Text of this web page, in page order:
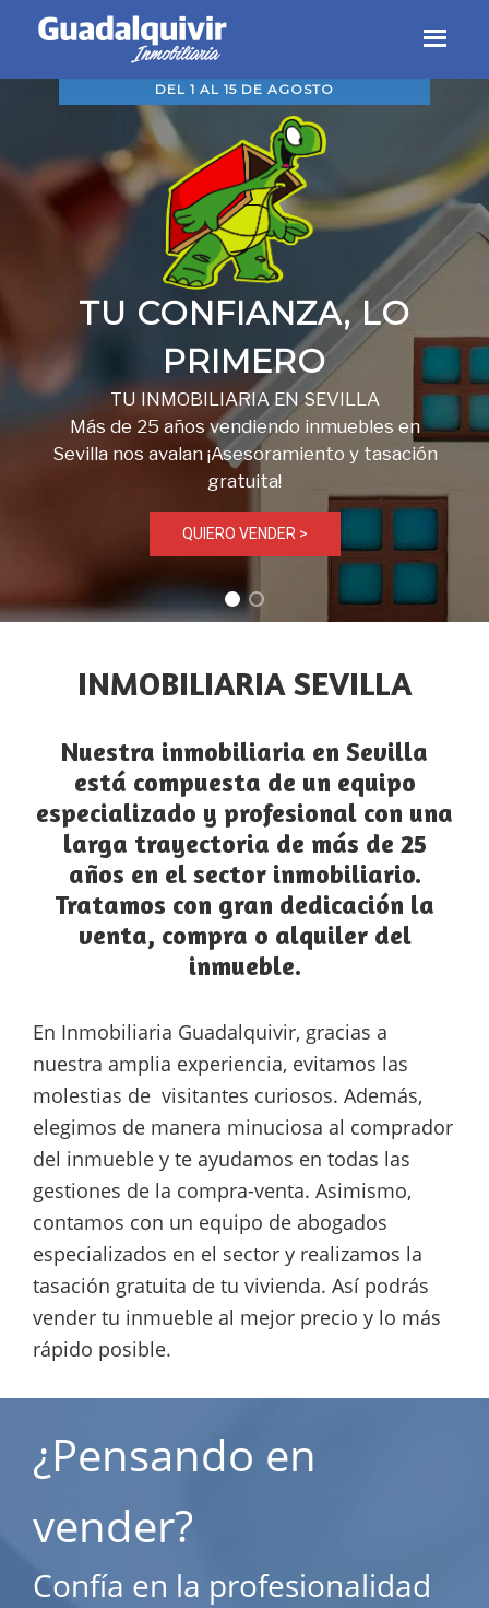
primary
navigation
main
content
footer
DEL 1 AL 15 DE AGOSTO
TU CONFIANZA, LO
PRIMERO
TU INMOBILIARIA EN SEVILLA
Más de 25 años vendiendo inmuebles en
Sevilla nos avalan ¡Asesoramiento y tasación
gratuita!
QUIERO VENDER >
INMOBILIARIA SEVILLA
Nuestra inmobiliaria en Sevilla
está compuesta de un equipo
especializado y profesional con una
larga trayectoria de más de 25
años en el sector inmobiliario.
Tratamos con gran dedicación la
venta, compra o alquiler del
inmueble.
En Inmobiliaria Guadalquivir, gracias a
nuestra amplia experiencia, evitamos las
molestias de visitantes curiosos. Además,
elegimos de manera minuciosa al comprador
del inmueble y te ayudamos en todas las
gestiones de la compra-venta. Asimismo,
contamos con un equipo de abogados
especializados en el sector y realizamos la
tasación gratuita de tu vivienda. Así podrás
vender tu inmueble al mejor precio y lo más
rápido posible.
¿Pensando en
vender?
Confía en la profesionalidad